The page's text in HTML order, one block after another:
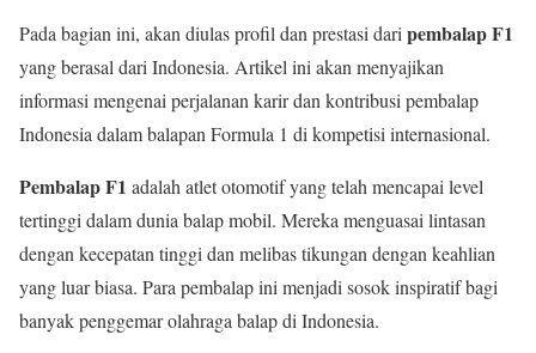
Pada bagian ini, akan diulas profil dan prestasi dari pembalap F1
yang berasal dari Indonesia. Artikel ini akan menyajikan
informasi mengenai perjalanan karir dan kontribusi pembalap
Indonesia dalam balapan Formula 1 di kompetisi internasional.
Pembalap F1 adalah atlet otomotif yang telah mencapai level
tertinggi dalam dunia balap mobil. Mereka menguasai lintasan
dengan kecepatan tinggi dan melibas tikungan dengan keahlian
yang luar biasa. Para pembalap ini menjadi sosok inspiratif bagi
banyak penggemar olahraga balap di Indonesia.